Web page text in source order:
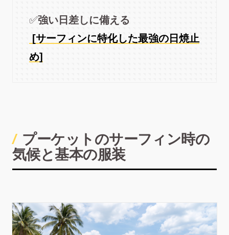
✅️強い日差しに備える
[サーフィンに特化した最強の日焼止
め]
プーケットのサーフィン時の
気候と基本の服装